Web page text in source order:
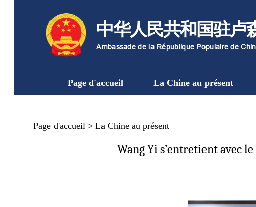
中华人民共和国驻卢
Ambassade de la République Populaire de
Page d'accueil La Chine au présent
Page d'accueil > La Chine au présent
Wang Yi s’entretient avec